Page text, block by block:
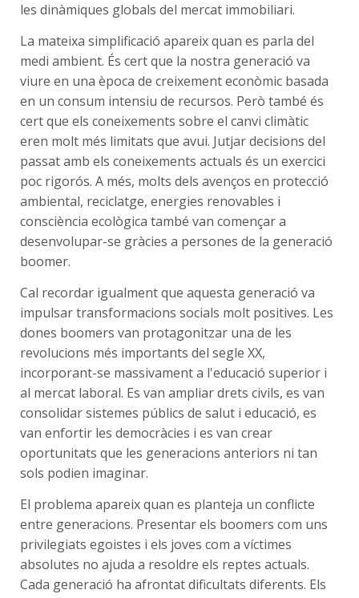
les dinàmiques globals del mercat immobiliari.
La mateixa simplificació apareix quan es parla del
medi ambient. És cert que la nostra generació va
viure en una època de creixement econòmic basada
en un consum intensiu de recursos. Però també és
cert que els coneixements sobre el canvi climàtic
eren molt més limitats que avui. Jutjar decisions del
passat amb els coneixements actuals és un exercici
poc rigorós. A més, molts dels avenços en protecció
ambiental, reciclatge, energies renovables i
consciència ecològica també van començar a
desenvolupar-se gràcies a persones de la generació
boomer.
Cal recordar igualment que aquesta generació va
impulsar transformacions socials molt positives. Les
dones boomers van protagonitzar una de les
revolucions més importants del segle XX,
incorporant-se massivament a l'educació superior i
al mercat laboral. Es van ampliar drets civils, es van
consolidar sistemes públics de salut i educació, es
van enfortir les democràcies i es van crear
oportunitats que les generacions anteriors ni tan
sols podien imaginar.
El problema apareix quan es planteja un conflicte
entre generacions. Presentar els boomers com uns
privilegiats egoistes i els joves com a víctimes
absolutes no ajuda a resoldre els reptes actuals.
Cada generació ha afrontat dificultats diferents. Els